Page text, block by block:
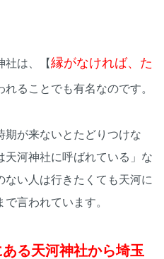
社は、【縁がなければ、た
れることでも有名なのです。
期が来ないとたどりつけな
天河神社に呼ばれている」な
ない人は行きたくても天河に
言われています。
る天河神社から埼玉